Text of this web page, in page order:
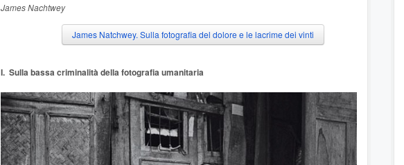
James Nachtwey
James Natchwey. Sulla fotografia del dolore e le lacrime dei vinti
I. Sulla bassa criminalità della fotografia umanitaria